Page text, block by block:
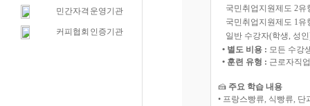
민간자격 운영기관
커피협회 인증기관
국민취업지원제도 2유
국민취업지원제도 1유
일반 수강자(학생, 성
• 별도 비용 : 모든 수강
• 훈련 유형 : 근로자직
🍰 주요 학습 내용
• 프랑스빵류, 식빵류,